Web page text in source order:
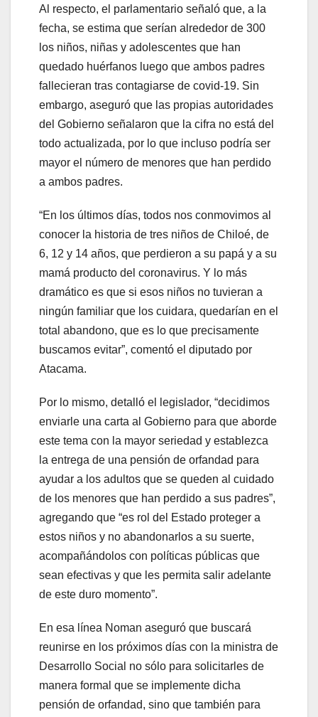
Al respecto, el parlamentario señaló que, a la
fecha, se estima que serían alrededor de 300
los niños, niñas y adolescentes que han
quedado huérfanos luego que ambos padres
fallecieran tras contagiarse de covid-19. Sin
embargo, aseguró que las propias autoridades
del Gobierno señalaron que la cifra no está del
todo actualizada, por lo que incluso podría ser
mayor el número de menores que han perdido
a ambos padres.
“En los últimos días, todos nos conmovimos al
conocer la historia de tres niños de Chiloé, de
6, 12 y 14 años, que perdieron a su papá y a su
mamá producto del coronavirus. Y lo más
dramático es que si esos niños no tuvieran a
ningún familiar que los cuidara, quedarían en el
total abandono, que es lo que precisamente
buscamos evitar”, comentó el diputado por
Atacama.
Por lo mismo, detalló el legislador, “decidimos
enviarle una carta al Gobierno para que aborde
este tema con la mayor seriedad y establezca
la entrega de una pensión de orfandad para
ayudar a los adultos que se queden al cuidado
de los menores que han perdido a sus padres”,
agregando que “es rol del Estado proteger a
estos niños y no abandonarlos a su suerte,
acompañándolos con políticas públicas que
sean efectivas y que les permita salir adelante
de este duro momento”.
En esa línea Noman aseguró que buscará
reunirse en los próximos días con la ministra de
Desarrollo Social no sólo para solicitarles de
manera formal que se implemente dicha
pensión de orfandad, sino que también para